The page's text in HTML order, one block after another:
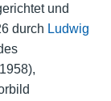
und
durch Ludwig